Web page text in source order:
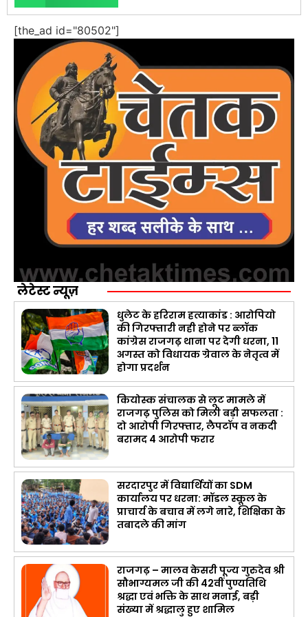
[the_ad id="80502"]
लेटेस्ट न्यूज़
धुलेट के हरिराम हत्याकांड : आरोपियो
की गिरफ्तारी नही होने पर ब्लॉक
कांग्रेस राजगढ़ थाना पर देगी धरना, 11
अगस्त को विधायक ग्रेवाल के नेतृत्व में
होगा प्रदर्शन
कियोस्क संचालक से लूट मामले में
राजगढ़ पुलिस को मिली बड़ी सफलता :
दो आरोपी गिरफ्तार, लैपटॉप व नकदी
बरामद 4 आरोपी फरार
सरदारपुर में विद्यार्थियों का SDM
कार्यालय पर धरना: मॉडल स्कूल के
प्राचार्य के बचाव में लगे नारे, शिक्षिका के
तबादले की मांग
राजगढ़ – मालव केसरी पूज्य गुरुदेव श्री
सौभाग्यमल जी की 42वीं पुण्यतिथि
श्रद्धा एवं भक्ति के साथ मनाई, बड़ी
संख्या में श्रद्धालु हुए शामिल